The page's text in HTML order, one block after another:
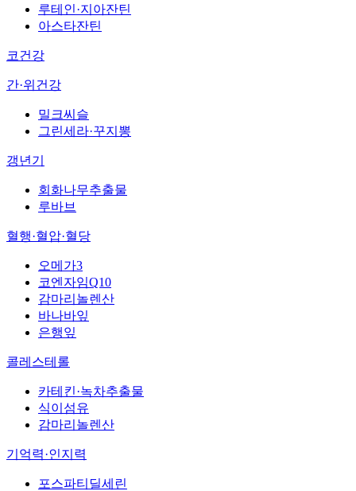
루테인·지아잔틴
아스타잔틴
코건강
간·위건강
밀크씨슬
그린세라·꾸지뽕
갱년기
회화나무추출물
루바브
혈행·혈압·혈당
오메가3
코엔자임Q10
감마리놀렌산
바나바잎
은행잎
콜레스테롤
카테킨·녹차추출물
식이섬유
감마리놀렌산
기억력·인지력
포스파티딜세린